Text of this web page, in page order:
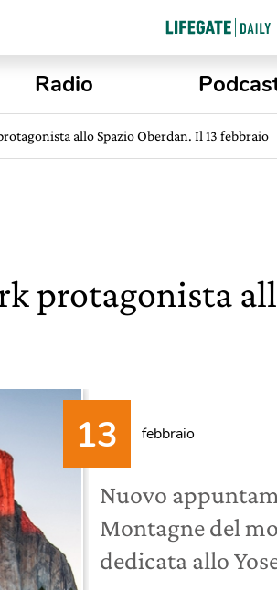
Radio
allo Spazio Oberdan. Il 13 febbraio
protagonista
febbraio
Nuovo
Montagne del
dedicata allo